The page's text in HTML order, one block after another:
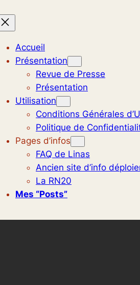
Accueil
Présentation
Revue de Presse
Présentation
Utilisation
Conditions Générales
Politique de
Pages d’infos
FAQ de Linas
Ancien site d’info
La RN20
Mes “posts”